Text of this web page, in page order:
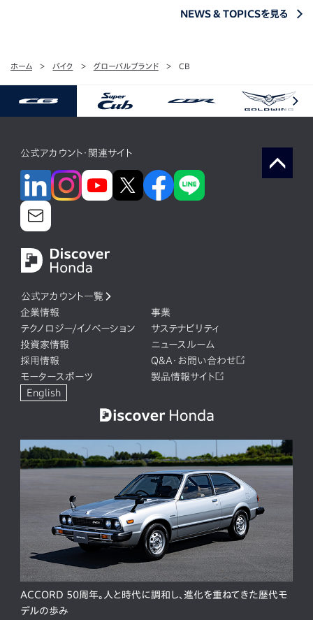
NEWS & TOPICSを見る
ホーム バイク グローバルブランド CB
公式アカウント・関連サイト
公式アカウント一覧
企業情報
事業
テクノロジー/イノベーション
サステナビリティ
投資家情報
ニュースルーム
採用情報
Q&A・お問い合わせ
モータースポーツ
製品情報サイト
English
ACCORD 50周年。人と時代に調和し、進化を重ねてきた歴代モ
デルの歩み